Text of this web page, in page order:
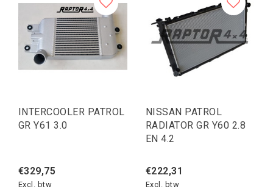
INTERCOOLER PATROL
GR Y61 3.0
€329,75
Excl. btw
NISSAN PATROL
RADIATOR GR Y60 2.8
EN 4.2
€222,31
Excl. btw